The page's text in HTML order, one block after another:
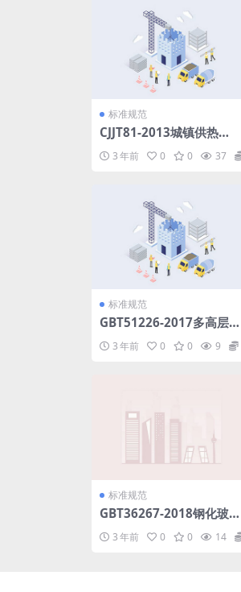
标准规范
CJJT81-2013城镇供热直
3 年前 0 0 37
标准规范
GBT51226-2017多高层
木结构建筑技术标准.pdf
3 年前 0 0 9
标准规范
GBT36267-2018钢化玻
pdf3 年前 0 0 14